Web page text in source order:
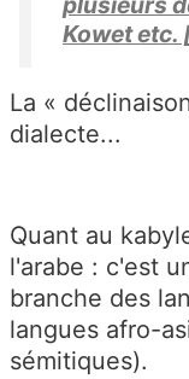
Kowet etc.
La «
dialecte...
Quant au
l'arabe : c'est
branche des
langues afro-
sémitiques).